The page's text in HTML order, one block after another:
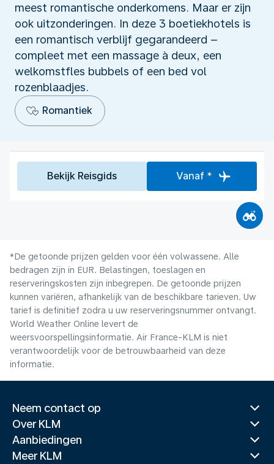
meest romantische onderkomens. Maar er zijn
ook uitzonderingen. In deze 3 boetiekhotels is
een romantisch verblijf gegarandeerd –
compleet met een massage à deux, een
welkomstfles bubbels of een bed vol
rozenblaadjes.
Romantiek
Bekijk Reisgids Vanaf *
*De getoonde prijzen gelden voor één volwassene. Alle
bedragen zijn in EUR. Belastingen, toeslagen en
reserveringskosten zijn inbegrepen. De getoonde prijzen
kunnen variëren, afhankelijk van de beschikbare tarieven. Uw
tarief is definitief zodra u uw reserveringsnummer ontvangt.
World Weather Online levert de
weersvoorspellingsinformatie. Air France-KLM is niet
verantwoordelijk voor de betrouwbaarheid van deze
informatie.
Neem contact op
Over KLM
Aanbiedingen
Meer KLM